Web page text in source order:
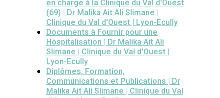
en charge à la Clinique du Val d'Ouest
(69) | Dr Malika Ait Ali Slimane |
Clinique du Val d'Ouest | Lyon-Ecully
Documents à Fournir pour une
Hospitalisation | Dr Malika Ait Ali
Slimane | Clinique du Val d'Ouest |
Lyon-Ecully
Diplômes, Formation,
Communications et Publications | Dr
Malika Ait Ali Slimane | Clinique du Val